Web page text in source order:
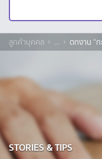
ลูกค้าบุคคล ... ตกงาน “
STORIES & TIPS